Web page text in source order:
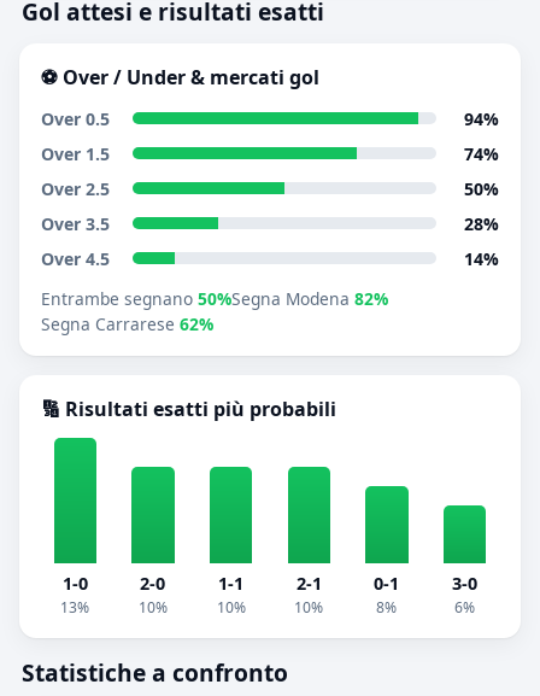
Gol attesi e risultati esatti
⚽ Over / Under & mercati gol
Over 0.5
94%
Over 1.5
74%
Over 2.5
50%
Over 3.5
28%
Over 4.5
14%
Entrambe segnano 50%Segna Modena 82%
Segna Carrarese 62%
🔢 Risultati esatti più probabili
1-0
13%
2-0
10%
1-1
10%
2-1
10%
0-1
8%
3-0
6%
Statistiche a confronto